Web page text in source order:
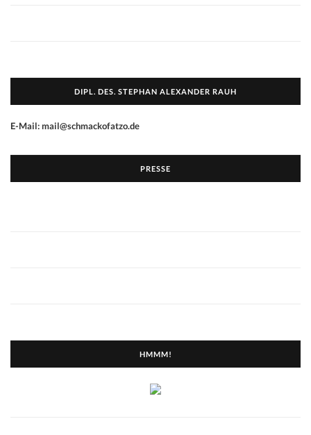
DIPL. DES. STEPHAN ALEXANDER RAUH
E-Mail: mail@schmackofatzo.de
PRESSE
HMMM!